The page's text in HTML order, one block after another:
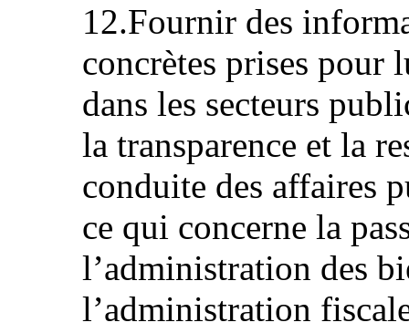
12.Fournir des
concrètes prises pour
dans les secteurs
la transparence et la
conduite des affaires
ce qui concerne la
l’administration des
l’administration